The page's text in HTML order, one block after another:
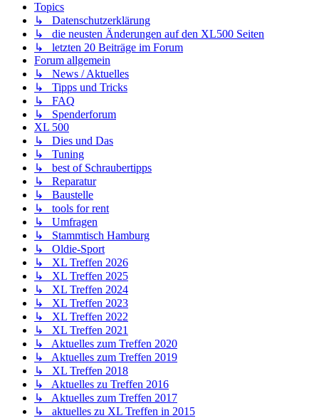
Topics
↳ Datenschutzerklärung
↳ die neusten Änderungen auf den XL500 Seiten
↳ letzten 20 Beiträge im Forum
Forum allgemein
↳ News / Aktuelles
↳ Tipps und Tricks
↳ FAQ
↳ Spenderforum
XL 500
↳ Dies und Das
↳ Tuning
↳ best of Schraubertipps
↳ Reparatur
↳ Baustelle
↳ tools for rent
↳ Umfragen
↳ Stammtisch Hamburg
↳ Oldie-Sport
↳ XL Treffen 2026
↳ XL Treffen 2025
↳ XL Treffen 2024
↳ XL Treffen 2023
↳ XL Treffen 2022
↳ XL Treffen 2021
↳ Aktuelles zum Treffen 2020
↳ Aktuelles zum Treffen 2019
↳ XL Treffen 2018
↳ Aktuelles zu Treffen 2016
↳ Aktuelles zum Treffen 2017
↳ aktuelles zu XL Treffen in 2015